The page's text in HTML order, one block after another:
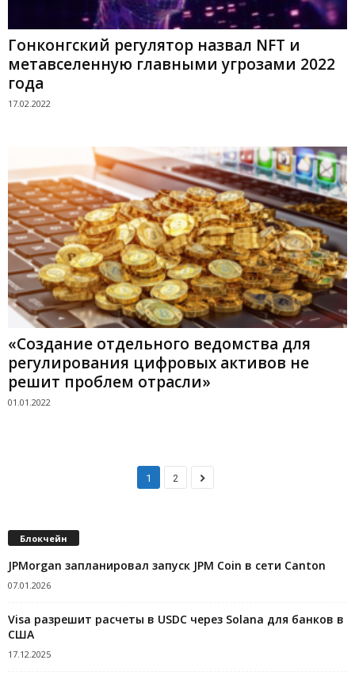
Гонконгский регулятор назвал NFT и
метавселенную главными угрозами 2022
года
17.02.2022
«Создание отдельного ведомства для
регулирования цифровых активов не
решит проблем отрасли»
01.01.2022
1 2
Блокчейн
JPMorgan запланировал запуск JPM Coin в сети Canton
07.01.2026
Visa разрешит расчеты в USDC через Solana для банков в
США
17.12.2025